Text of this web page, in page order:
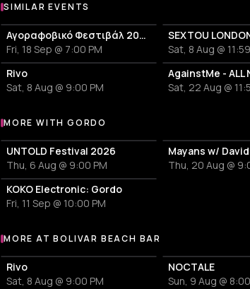
SIMILAR EVENTS
Αγοραφοβικό Φεστιβάλ 2026
Fri, 18 Sep @ 7:00 PM
SEXTOU
Sat, 8 Aug @
Rivo
Sat, 8 Aug @ 9:00 PM
AgainstMe - ALL
Sat, 22 Aug @
More events with Gordo
MORE WITH GORDO
UNTOLD Festival 2026
Thu, 6 Aug @ 9:00 PM
Mayans w/
Thu, 20 Aug @
KOKO Electronic: Gordo
Fri, 11 Sep @ 10:00 PM
More events at Bolivar Beach Bar
MORE AT BOLIVAR BEACH BAR
Rivo
Sat, 8 Aug @ 9:00 PM
NOCTALE
Sun, 9 Aug @